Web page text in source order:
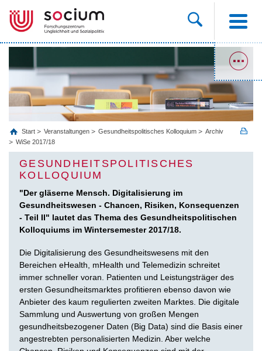
Start Veranstaltungen Gesundheitspolitisches Kolloquium
Archiv
WiSe 2017/18
GESUNDHEITSPOLITISCHES
KOLLOQUIUM
"Der gläserne Mensch. Digitalisierung im
Gesundheitswesen - Chancen, Risiken, Konsequenzen
- Teil II" lautet das Thema des Gesundheitspolitischen
Kolloquiums im Wintersemester 2017/18.
Die Digitalisierung des Gesundheitswesens mit den
Bereichen eHealth, mHealth und Telemedizin schreitet
immer schneller voran. Patienten und Leistungsträger des
ersten Gesundheitsmarktes profitieren ebenso davon wie
Anbieter des kaum regulierten zweiten Marktes. Die digitale
Sammlung und Auswertung von großen Mengen
gesundheitsbezogener Daten (Big Data) sind die Basis einer
angestrebten personalisierten Medizin. Aber welche